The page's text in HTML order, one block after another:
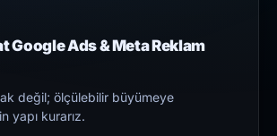
Google Ads & Meta Reklam
değil; ölçülebilir büyümeye
yapı kurarız.